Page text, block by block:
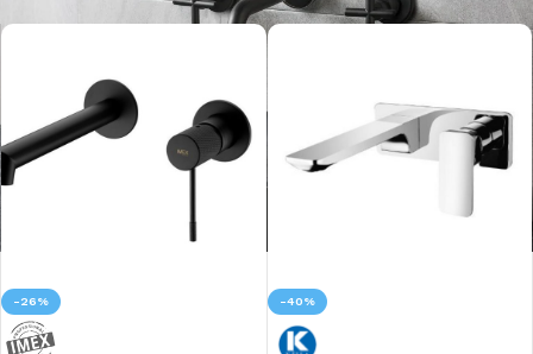
-26% -40%